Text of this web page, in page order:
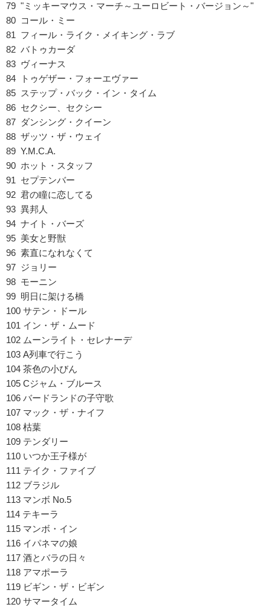
79 "ミッキーマウス・マーチ～ユーロビート・バージョン～"
80 コール・ミー
81 フィール・ライク・メイキング・ラブ
82 バトゥカーダ
83 ヴィーナス
84 トゥゲザー・フォーエヴァー
85 ステップ・バック・イン・タイム
86 セクシー、セクシー
87 ダンシング・クイーン
88 ザッツ・ザ・ウェイ
89 Y.M.C.A.
90 ホット・スタッフ
91 セプテンバー
92 君の瞳に恋してる
93 異邦人
94 ナイト・バーズ
95 美女と野獣
96 素直になれなくて
97 ジョリー
98 モーニン
99 明日に架ける橋
100 サテン・ドール
101 イン・ザ・ムード
102 ムーンライト・セレナーデ
103 A列車で行こう
104 茶色の小びん
105 Cジャム・ブルース
106 バードランドの子守歌
107 マック・ザ・ナイフ
108 枯葉
109 テンダリー
110 いつか王子様が
111 テイク・ファイブ
112 ブラジル
113 マンボ No.5
114 テキーラ
115 マンボ・イン
116 イパネマの娘
117 酒とバラの日々
118 アマポーラ
119 ビギン・ザ・ビギン
120 サマータイム